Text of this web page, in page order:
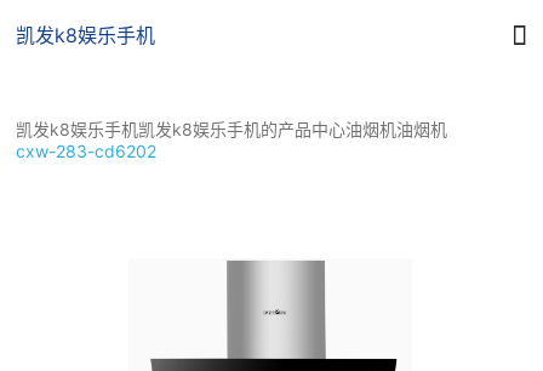
凯发k8娱乐手机
凯发k8娱乐手机凯发k8娱乐手机的产品中心油烟机油烟机
cxw-283-cd6202
浏览记录